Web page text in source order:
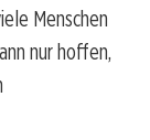
Menschen
nur hoffen,